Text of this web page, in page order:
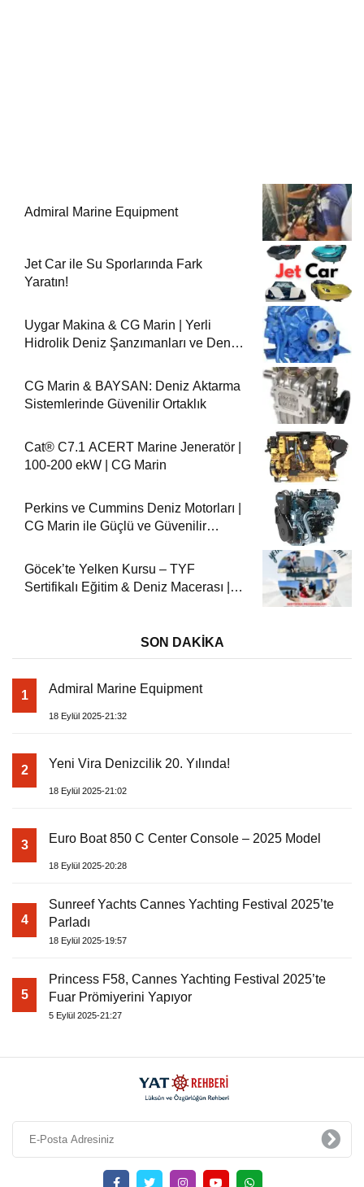
Admiral Marine Equipment
Jet Car ile Su Sporlarında Fark
Yaratın!
Uygar Makina & CG Marin | Yerli
Hidrolik Deniz Şanzımanları ve Deniz
CG Marin & BAYSAN: Deniz Aktarma
Sistemlerinde Güvenilir Ortaklık
Cat® C7.1 ACERT Marine Jeneratör |
100-200 ekW | CG Marin
Perkins ve Cummins Deniz Motorları |
CG Marin ile Güçlü ve Güvenilir
Göcek’te Yelken Kursu – TYF
Sertifikalı Eğitim & Deniz Macerası |
SON DAKİKA
1 Admiral Marine Equipment
18 Eylül 2025-21:32
2 Yeni Vira Denizcilik 20. Yılında!
18 Eylül 2025-21:02
3 Euro Boat 850 C Center Console – 2025 Model
18 Eylül 2025-20:28
4
Sunreef Yachts Cannes Yachting Festival 2025’te
Parladı
18 Eylül 2025-19:57
5
Princess F58, Cannes Yachting Festival 2025’te
Fuar Prömiyerini Yapıyor
5 Eylül 2025-21:27